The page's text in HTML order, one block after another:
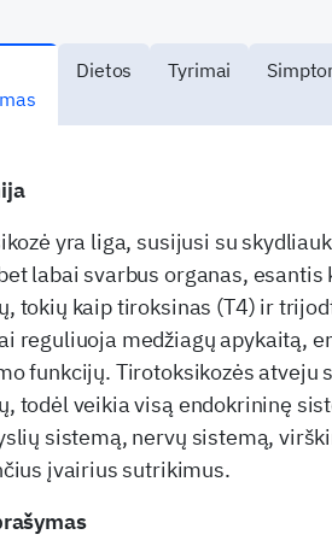
Dietos Tyrimai
yra liga, susijusi su
labai svarbus organas,
tokių kaip tiroksinas (T4) ir
reguliuoja medžiagų apykaitą,
funkcijų. Tirotoksikozės atveju
todėl veikia visą endokrininę
sistemą, nervų sistemą,
įvairius sutrikimus.